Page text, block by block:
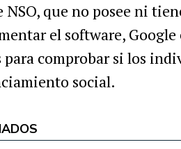
que no posee ni
el software,
comprobar si los
social.